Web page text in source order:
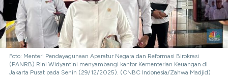
Foto: Menteri Pendayagunaan Aparatur Negara dan Reformasi Birokrasi
(PANRB) Rini Widyantini menyambangi kantor Kementerian Keuangan di
Jakarta Pusat pada Senin (29/12/2025). (CNBC Indonesia/Zahwa Madjid)